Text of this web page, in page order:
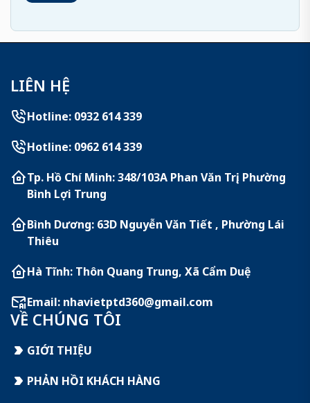
LIÊN HỆ
Hotline: 0932 614 339
Hotline: 0962 614 339
Tp. Hồ Chí Minh: 348/103A Phan Văn Trị, Phường
Bình Lợi Trung
Bình Dương: 63D Nguyễn Văn Tiết , Phường Lái
Thiêu
Hà Tĩnh: Thôn Quang Trung, Xã Cẩm Duệ
Email: nhavietptd360@gmail.com
VỀ CHÚNG TÔI
GIỚI THIỆU
PHẢN HỒI KHÁCH HÀNG